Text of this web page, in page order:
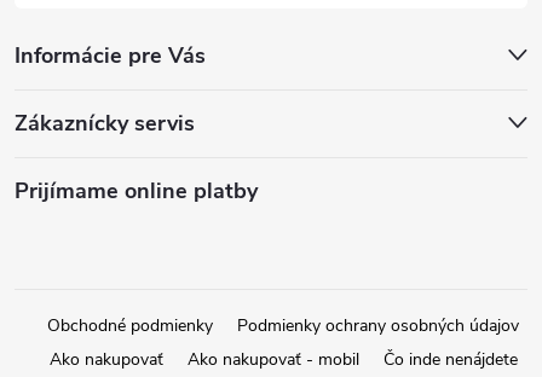
Informácie pre Vás
Zákaznícky servis
Prijímame online platby
Obchodné podmienky
Podmienky ochrany osobných údajov
Ako nakupovať
Ako nakupovať - mobil
Čo inde nenájdete